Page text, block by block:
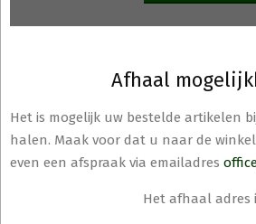
Afhaal
Het is mogelijk uw bestelde artikelen
halen. Maak voor dat u naar de
even een afspraak via emailadres
Het afhaal adres